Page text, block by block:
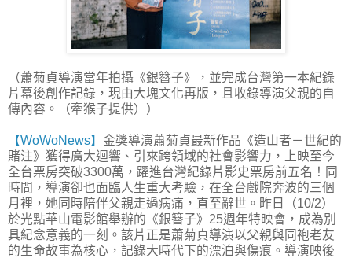
（蕭菊貞導演當年拍攝《銀簪子》，並完成台灣第一本紀錄
片幕後創作記錄，現由大塊文化再版，且收錄導演父親的自
傳內容。（牽猴子提供））
【WoWoNews】 金獎導演蕭菊貞最新作品《造山者－世紀的
賭注》獲得廣大迴響、引來跨領域的社會影響力，上映至今
全台票房突破3300萬，躍進台灣紀錄片影史票房前五名！同
時間，導演卻也面臨人生重大考驗，在全台戲院奔波的三個
月裡，她同時陪伴父親走過病痛，直至辭世。昨日（10/2）
於光點華山電影館舉辦的《銀簪子》25週年特映會，成為別
具紀念意義的一刻。該片正是蕭菊貞導演以父親與同袍老友
的生命故事為核心，記錄大時代下的漂泊與傷痕。導演映後